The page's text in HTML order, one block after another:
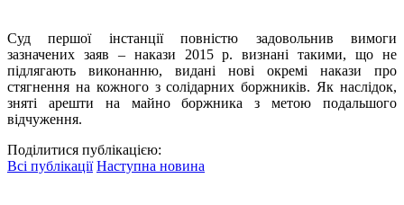
Суд першої інстанції повністю задовольнив вимоги
зазначених заяв – накази 2015 р. визнані такими, що не
підлягають виконанню, видані нові окремі накази про
стягнення на кожного з солідарних боржників. Як наслідок,
зняті арешти на майно боржника з метою подальшого
відчуження.
Поділитися публікацією:
Всі публікації Наступна новина